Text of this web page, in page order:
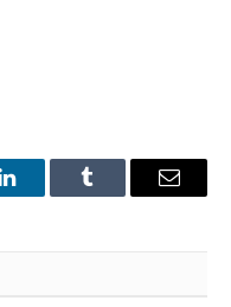
LinkedInTumblr Email